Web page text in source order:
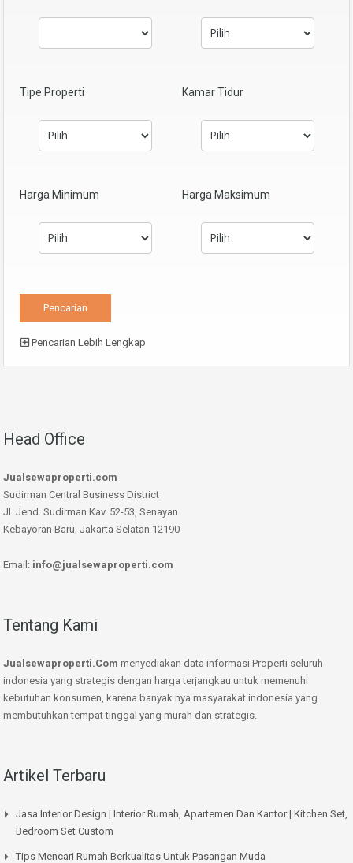
Tipe Properti Kamar Tidur
Harga Minimum Harga Maksimum
Pencarian Lebih Lengkap
Head Office
Jualsewaproperti.com
Sudirman Central Business District
Jl. Jend. Sudirman Kav. 52-53, Senayan
Kebayoran Baru, Jakarta Selatan 12190
Email: info@jualsewaproperti.com
Tentang Kami
Jualsewaproperti.Com menyediakan data informasi Properti seluruh
indonesia yang strategis dengan harga terjangkau untuk memenuhi
kebutuhan konsumen, karena banyak nya masyarakat indonesia yang
membutuhkan tempat tinggal yang murah dan strategis.
Artikel Terbaru
Jasa Interior Design | Interior Rumah, Apartemen Dan Kantor | Kitchen Set,
Bedroom Set Custom
Tips Mencari Rumah Berkualitas Untuk Pasangan Muda